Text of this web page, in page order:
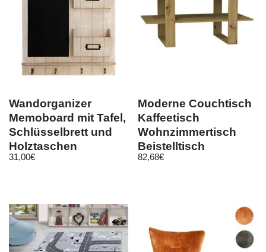
Wandorganizer
Memoboard mit Tafel,
Schlüsselbrett und
Holztaschen
31,00€
Moderne Couchtisch
Kaffeetisch
Wohnzimmertisch
Beistelltisch
120x55x60cm artisan
82,68€